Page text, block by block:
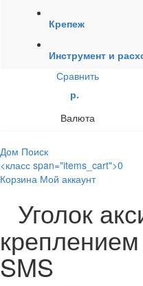
Крепеж
Инструмент и
Сравнить
р.
Валюта
Дом Поиск
<класс span="items_cart">0
Корзина Мой аккаунт
Уголок
SMS